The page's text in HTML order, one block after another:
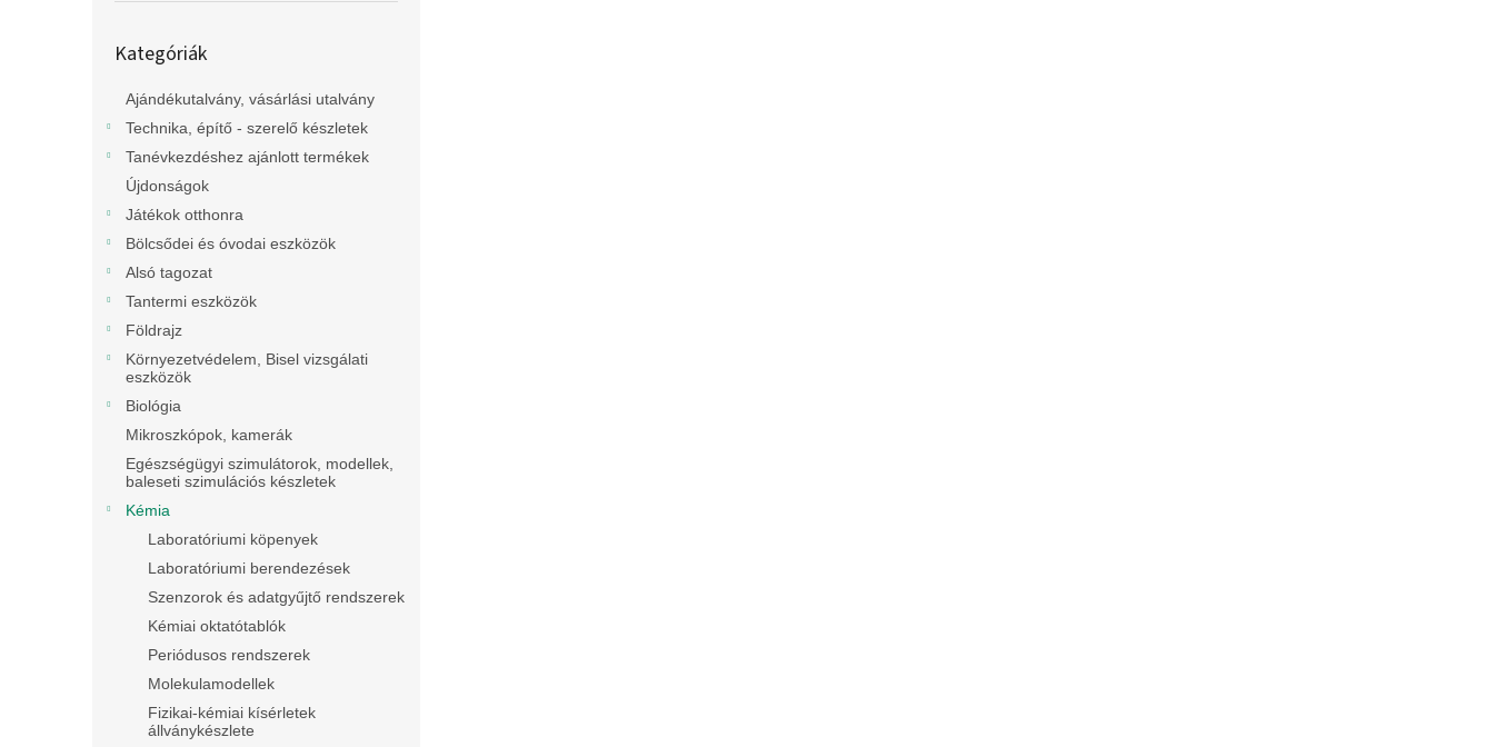
átugrása
Kategóriák
Ajándékutalvány, vásárlási utalvány
Technika, építő - szerelő készletek
Tanévkezdéshez ajánlott termékek
Újdonságok
Játékok otthonra
Bölcsődei és óvodai eszközök
Alsó tagozat
Tantermi eszközök
Földrajz
Környezetvédelem, Bisel vizsgálati
eszközök
Biológia
Mikroszkópok, kamerák
Egészségügyi szimulátorok, modellek,
baleseti szimulációs készletek
Kémia
Laboratóriumi köpenyek
Laboratóriumi berendezések
Szenzorok és adatgyűjtő rendszerek
Kémiai oktatótablók
Periódusos rendszerek
Molekulamodellek
Fizikai-kémiai kísérletek
állványkészlete